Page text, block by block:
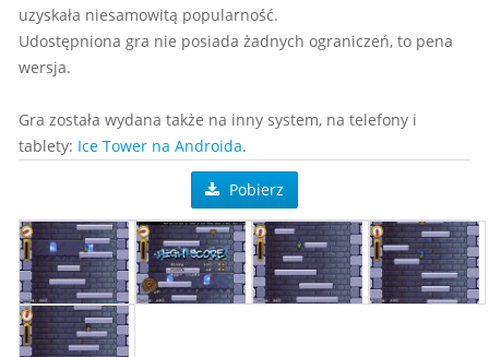
uzyskała niesamowitą popularność.
Udostępniona gra nie posiada żadnych ograniczeń, to pena
wersja.
Gra została wydana także na inny system, na telefony i
tablety: Ice Tower na Androida.
Pobierz